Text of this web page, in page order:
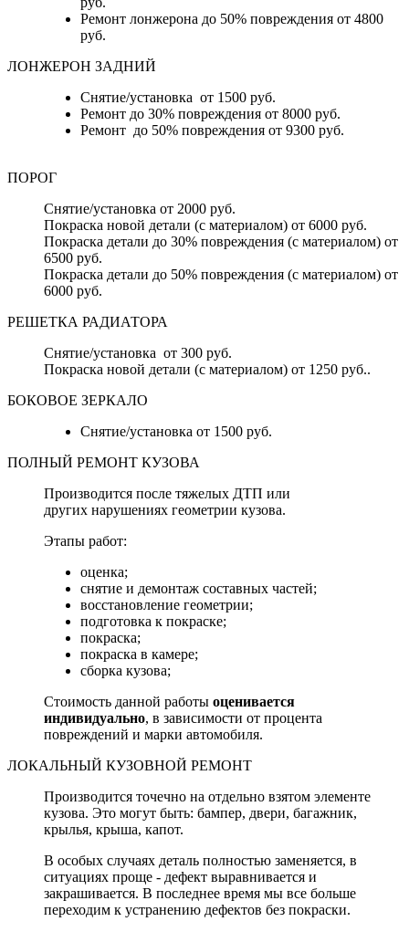
Ремонт лонжерона до 50% повреждения от 4800
руб.
ЛОНЖЕРОН ЗАДНИЙ
Снятие/установка от 1500 руб.
Ремонт до 30% повреждения от 8000 руб.
Ремонт до 50% повреждения от 9300 руб.
ПОРОГ
Снятие/установка от 2000 руб.
Покраска новой детали (с материалом) от 6000 руб.
Покраска детали до 30% повреждения (с материалом) от
6500 руб.
Покраска детали до 50% повреждения (с материалом) от
6000 руб.
РЕШЕТКА РАДИАТОРА
Снятие/установка от 300 руб.
Покраска новой детали (с материалом) от 1250 руб..
БОКОВОЕ ЗЕРКАЛО
Снятие/установка от 1500 руб.
ПОЛНЫЙ РЕМОНТ КУЗОВА
Производится после тяжелых ДТП или
других нарушениях геометрии кузова.
Этапы работ:
оценка;
снятие и демонтаж составных частей;
восстановление геометрии;
подготовка к покраске;
покраска;
покраска в камере;
сборка кузова;
Стоимость данной работы оценивается
индивидуально, в зависимости от процента
повреждений и марки автомобиля.
ЛОКАЛЬНЫЙ КУЗОВНОЙ РЕМОНТ
Производится точечно на отдельно взятом элементе
кузова. Это могут быть: бампер, двери, багажник,
крылья, крыша, капот.
В особых случаях деталь полностью заменяется, в
ситуациях проще - дефект выравнивается и
закрашивается. В последнее время мы все больше
переходим к устранению дефектов без покраски.